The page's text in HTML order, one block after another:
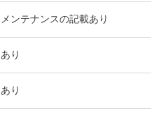
メンテナンスの記載あり
あり
あり